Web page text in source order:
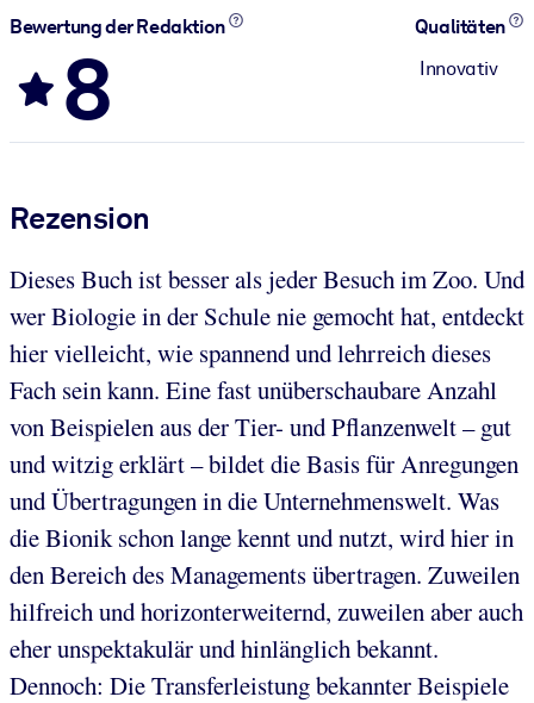
Bewertung der Redaktion
8
Qualitäten
Innovativ
Rezension
Dieses Buch ist besser als jeder Besuch im Zoo. Und
wer Biologie in der Schule nie gemocht hat, entdeckt
hier vielleicht, wie spannend und lehrreich dieses
Fach sein kann. Eine fast unüberschaubare Anzahl
von Beispielen aus der Tier- und Pflanzenwelt – gut
und witzig erklärt – bildet die Basis für Anregungen
und Übertragungen in die Unternehmenswelt. Was
die Bionik schon lange kennt und nutzt, wird hier in
den Bereich des Managements übertragen. Zuweilen
hilfreich und horizonterweiternd, zuweilen aber auch
eher unspektakulär und hinlänglich bekannt.
Dennoch: Die Transferleistung bekannter Beispiele